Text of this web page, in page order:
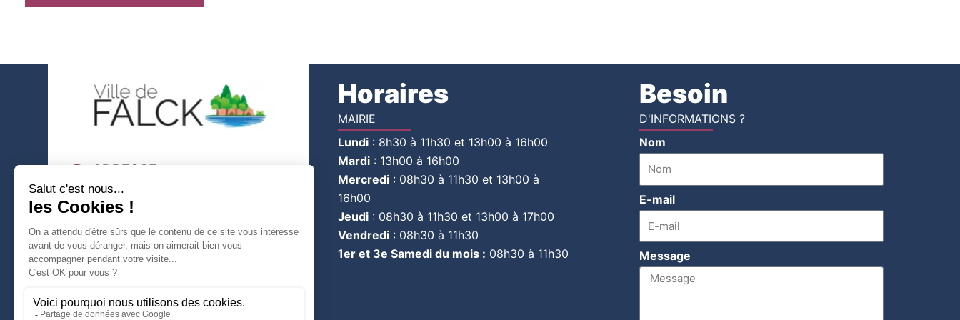
ADRESSE
1 rue de la Gare 57550 FALCK
TÉLÉPHONE
03 87 93 16 21
E-MAIL
contact@falck-moselle.com
Horaires
MAIRIE
Lundi : 8h30 à 11h30 et 13h00 à 16h00
Mardi : 13h00 à 16h00
Mercredi : 08h30 à 11h30 et 13h00 à
16h00
Jeudi : 08h30 à 11h30 et 13h00 à 17h00
Vendredi : 08h30 à 11h30
1er et 3e Samedi du mois : 08h30 à 11h30
Besoin
D'INFORMATIONS ?
Nom
E-mail
Message